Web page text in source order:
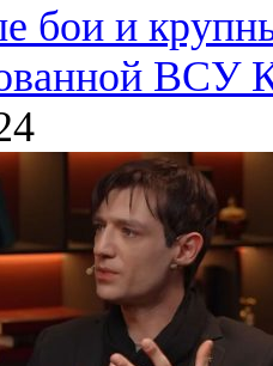
бои и
ВСУ